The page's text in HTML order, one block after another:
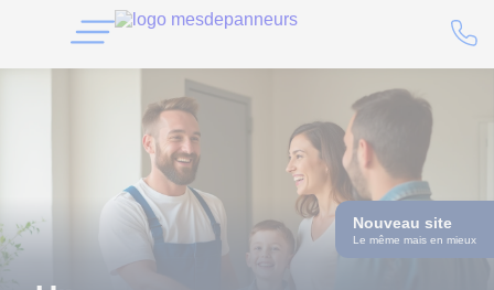
Nouveau site
Le même mais en mieux